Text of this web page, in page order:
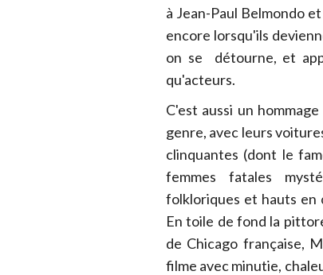
à Jean-Paul Belmondo
encore lorsqu'ils
on se détourne, et
qu'acteurs.
C'est aussi un
genre, avec leurs
clinquantes (dont le
femmes fatales
folkloriques et hauts en
En toile de fond la
de Chicago française,
filme avec minutie,